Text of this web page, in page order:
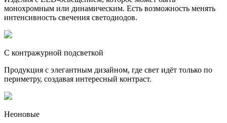
монохромным или динамическим. Есть возможность менять
интенсивность свечения светодиодов.
С контражурной подсветкой
Продукция с элегантным дизайном, где свет идёт только по
периметру, создавая интересный контраст.
Неоновые